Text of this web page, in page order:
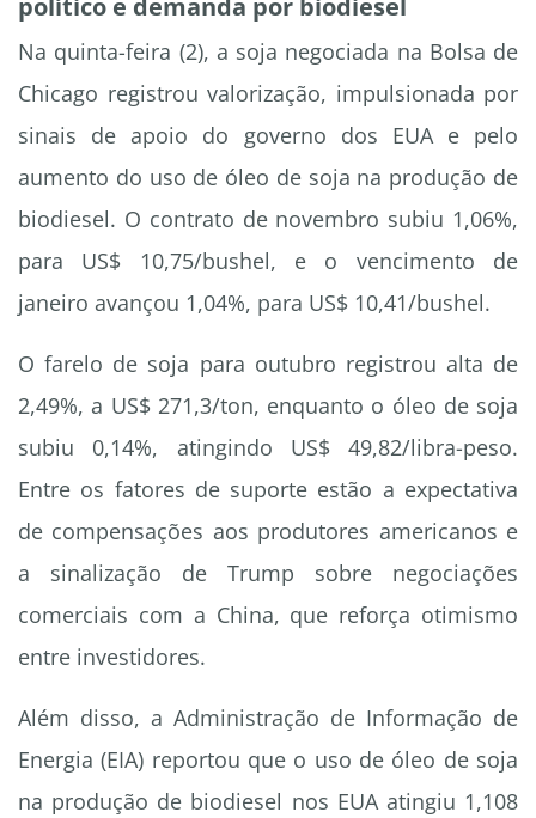
político e demanda por biodiesel
Na quinta-feira (2), a soja negociada na Bolsa de
Chicago registrou valorização, impulsionada por
sinais de apoio do governo dos EUA e pelo
aumento do uso de óleo de soja na produção de
biodiesel. O contrato de novembro subiu 1,06%,
para US$ 10,75/bushel, e o vencimento de
janeiro avançou 1,04%, para US$ 10,41/bushel.
O farelo de soja para outubro registrou alta de
2,49%, a US$ 271,3/ton, enquanto o óleo de soja
subiu 0,14%, atingindo US$ 49,82/libra-peso.
Entre os fatores de suporte estão a expectativa
de compensações aos produtores americanos e
a sinalização de Trump sobre negociações
comerciais com a China, que reforça otimismo
entre investidores.
Além disso, a Administração de Informação de
Energia (EIA) reportou que o uso de óleo de soja
na produção de biodiesel nos EUA atingiu 1,108